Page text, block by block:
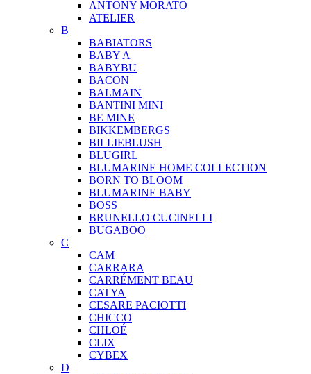
ANTONY MORATO
ATELIER
B
BABIATORS
BABY A
BABYBU
BACON
BALMAIN
BANTINI MINI
BE MINE
BIKKEMBERGS
BILLIEBLUSH
BLUGIRL
BLUMARINE HOME COLLECTION
BORN TO BLOOM
BLUMARINE BABY
BOSS
BRUNELLO CUCINELLI
BUGABOO
C
CAM
CARRARA
CARRÉMENT BEAU
CATYA
CESARE PACIOTTI
CHICCO
CHLOÉ
CLIX
CYBEX
D